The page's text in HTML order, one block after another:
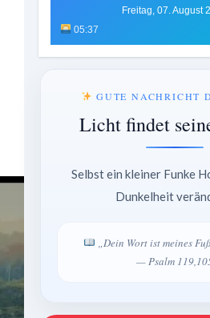
Freitag, 07. August
05:37
GUTE NACHRICHT
Licht findet
Selbst ein kleiner Funke
Dunkelheit
„Dein Wort ist meines
— Psalm